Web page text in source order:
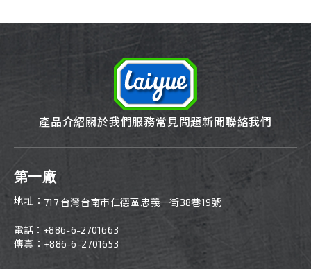
產品介紹關於我們服務常見問題新聞聯絡我們
第一廠
地址： 717 台灣台南市仁德區忠義一街38巷19號
電話： +886-6-2701663
傳真：+886-6-2701653